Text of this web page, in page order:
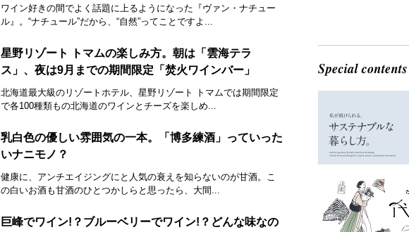
ワイン好きの間でよく話題に上るようになった『ヴァン・ナチュー
ル』。“ナチュール”だから、“自然”ってことですよ...
星野リゾート トマムの楽しみ方。朝は「雲海テラ
ス」、夜は9月までの期間限定「焚火ワインバー」
北海道最大級のリゾートホテル、星野リゾート トマムでは期間限定
で各100種類もの北海道のワインとチーズを楽しめ...
乳白色の優しい雰囲気の一本。「博多練酒」っていった
いナニモノ？
健康に、アンチエイジングにと人気の衰えを知らないのが甘酒。こ
の白いお酒も甘酒のひとつかしらと思ったら、大間...
巨峰でワイン!？ブルーベリーでワイン!？どんな味なの